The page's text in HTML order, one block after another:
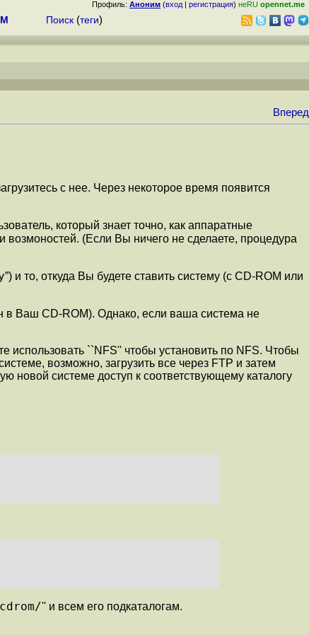
Профиль: Аноним (вход | регистрация) неRU opennet.me
Поиск (теги)
Вперед
с нее. Через некоторое время появится
который знает точно, как аппаратные
(Если Вы ничего не сделаете, процедура
”) и то, откуда Вы будете ставить систему (с CD-ROM или
в Ваш CD-ROM). Однако, если ваша система не
``NFS'' чтобы установить по NFS. Чтобы
возможно, загрузить все через FTP и затем
новой системе доступ к соответствующему каталогу
'' и всем его подкаталогам.